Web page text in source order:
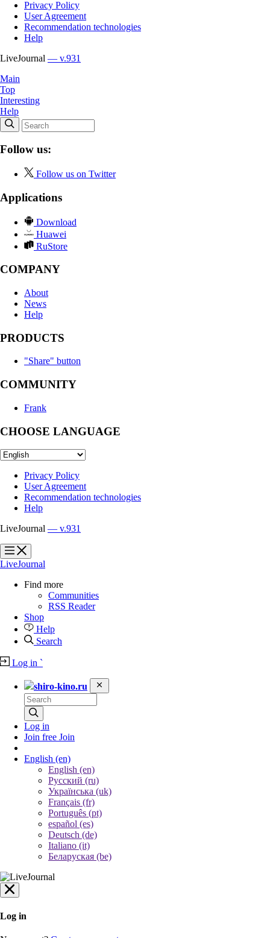
Privacy Policy
User Agreement
Recommendation technologies
Help
LiveJournal — v.931
Main
Top
Interesting
Help
Follow us:
Follow us on Twitter
Applications
Download
Huawei
RuStore
COMPANY
About
News
Help
PRODUCTS
"Share" button
COMMUNITY
Frank
CHOOSE LANGUAGE
Privacy Policy
User Agreement
Recommendation technologies
Help
LiveJournal — v.931
?
?
LiveJournal
Find more
Communities
RSS Reader
Shop
Help
Search
Log in `
shiro-kino.ru
Log in
Join free Join
English (en)
English (en)
Русский (ru)
Українська (uk)
Français (fr)
Português (pt)
español (es)
Deutsch (de)
Italiano (it)
Беларуская (be)
Log in